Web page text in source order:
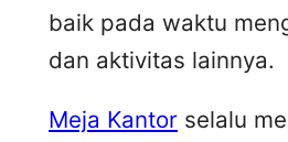
baik pada waktu
dan aktivitas lainnya.
Meja Kantor selalu